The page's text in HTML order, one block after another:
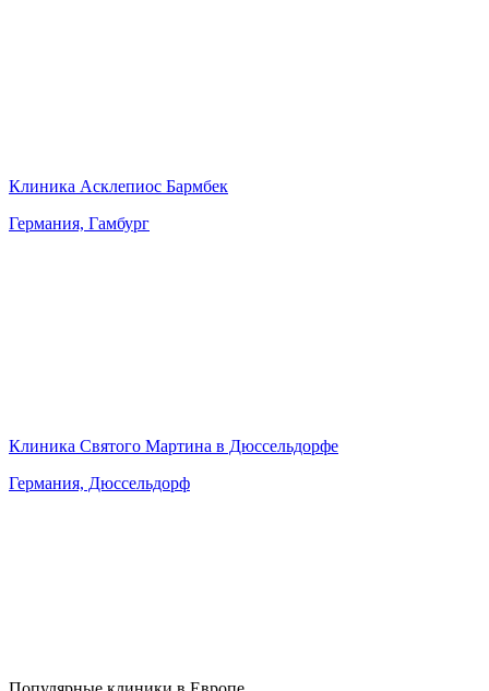
Клиника Асклепиос Бармбек
Германия, Гамбург
Клиника Святого Мартина в Дюссельдорфе
Германия, Дюссельдорф